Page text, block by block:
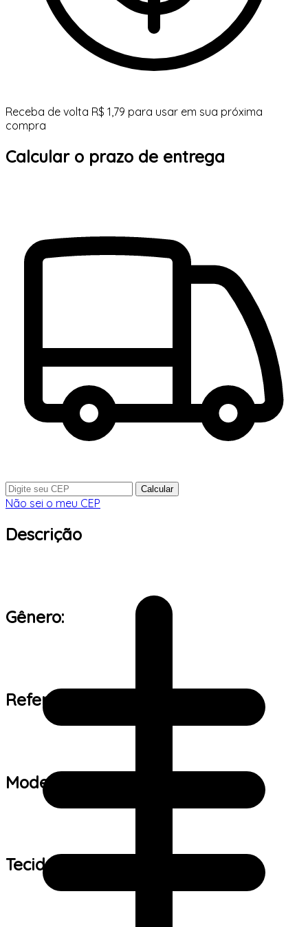
Receba de volta R$ 1,79 para usar em sua próxima
compra
Calcular o prazo de entrega
Calcular
Não sei o meu CEP
Descrição
Gênero:
Referência de tamanho:
Modelo:
Tecido: